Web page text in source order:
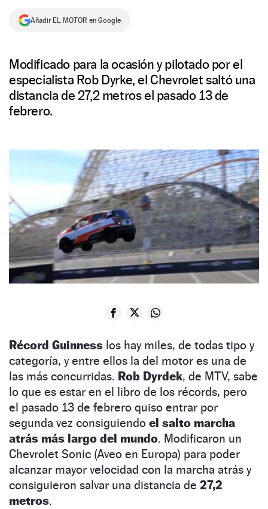
NEWSLETTER
Añadir EL MOTOR en Google
Modificado para la ocasión y pilotado por el
especialista Rob Dyrke, el Chevrolet saltó una
distancia de 27,2 metros el pasado 13 de
febrero.
Récord Guinness los hay miles, de todas tipo y
categoría, y entre ellos la del motor es una de
las más concurridas. Rob Dyrdek, de MTV, sabe
lo que es estar en el libro de los récords, pero
el pasado 13 de febrero quiso entrar por
segunda vez consiguiendo el salto marcha
atrás más largo del mundo. Modificaron un
Chevrolet Sonic (Aveo en Europa) para poder
alcanzar mayor velocidad con la marcha atrás y
consiguieron salvar una distancia de 27,2
metros.